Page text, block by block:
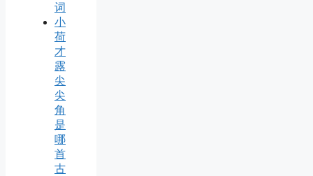
词
小
荷
才
露
尖
尖
角
是
哪
首
古